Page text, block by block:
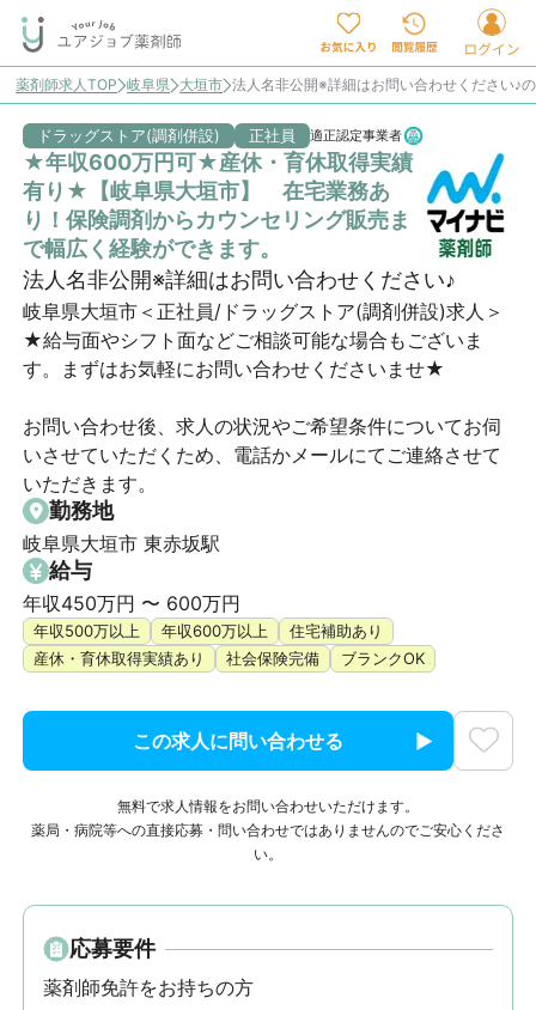
薬剤師求人TOP 岐阜県 大垣市 法人名非公開※詳細はお問い合わせください♪
ドラッグストア(調剤併設) 正社員 適正認定事業者
★年収600万円可★産休・育休取得実績
有り★【岐阜県大垣市】 在宅業務あ
り！保険調剤からカウンセリング販売ま
で幅広く経験ができます。
法人名非公開※詳細はお問い合わせください♪
岐阜県大垣市＜正社員/ドラッグストア(調剤併設)求人＞
★給与面やシフト面などご相談可能な場合もございま
す。まずはお気軽にお問い合わせくださいませ★
お問い合わせ後、求人の状況やご希望条件についてお伺
いさせていただくため、電話かメールにてご連絡させて
いただきます。
勤務地
岐阜県大垣市 東赤坂駅
給与
年収450万円 〜 600万円
年収500万以上 年収600万以上
住宅補助あり
産休・育休取得実績あり
社会保険完備 ブランクOK
この求人に問い合わせる
無料で求人情報をお問い合わせいただけます。
薬局・病院等への直接応募・問い合わせではありませんのでご安心くださ
い。
応募要件
薬剤師免許をお持ちの方